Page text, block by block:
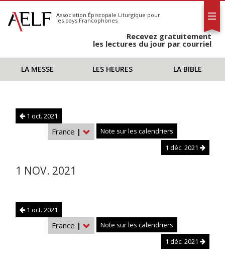
S'abonner
Calendrier
Association Épiscopale Liturgique pour
les pays Francophones
Recevez gratuitement
les lectures du jour par courriel
LA MESSE LES HEURES LA BIBLE
1 oct. 2021
France |
Note sur les calendriers
1 déc. 2021
1 NOV. 2021
1 oct. 2021
France |
Note sur les calendriers
1 déc. 2021